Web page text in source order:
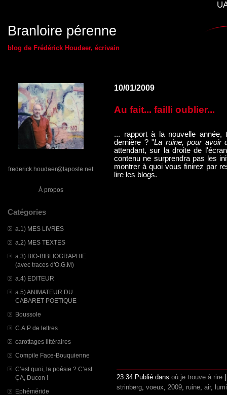
Branloire pérenne
blog de Frédérick Houdaer, écrivain
frederick.houdaer@laposte.net
À propos
Catégories
a.1) MES LIVRES
a.2) MES TEXTES
a.3) BIO-BIBLIOGRAPHIE
(avec traces d'O.G.M)
a.4) EDITEUR
a.5) ANIMATEUR DU
CABARET POETIQUE
Boussole
C.A.P de lettres
carottages littéraires
Compile Face-Bouquienne
C’est quoi, la poésie ? C’est
ÇA, Ducon !
Ephéméride
10/01/2009
Au fait... failli oublier...
... rapport à la nouvelle
dernière ? "La ruine, pour avoir
attendant, sur la droite de
contenu ne surprendra pas les
montrer à quoi vous finirez par
lire les blogs.
23:34 Publié dans où je trouve à rire
strinberg, voeux, 2009, ruine, air,